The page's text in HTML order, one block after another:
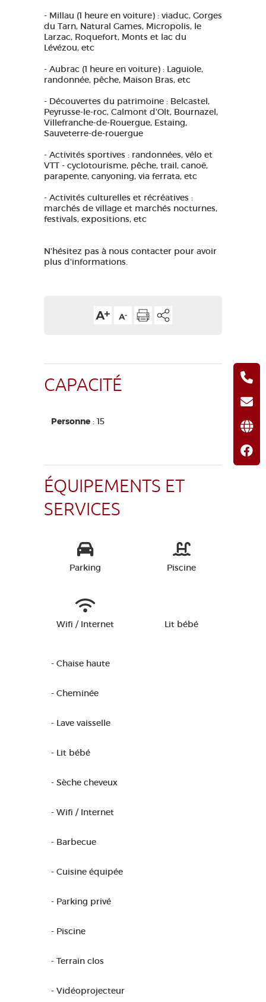
- Millau (1 heure en voiture) : viaduc, Gorges
du Tarn, Natural Games, Micropolis, le
Larzac, Roquefort, Monts et lac du
Lévézou, etc
- Aubrac (1 heure en voiture) : Laguiole,
randonnée, pêche, Maison Bras, etc
- Découvertes du patrimoine : Belcastel,
Peyrusse-le-roc, Calmont d'Olt, Bournazel,
Villefranche-de-Rouergue, Estaing,
Sauveterre-de-rouergue
- Activités sportives : randonnées, vélo et
VTT - cyclotourisme, pêche, trail, canoë,
parapente, canyoning, via ferrata, etc
- Activités culturelles et récréatives :
marchés de village et marchés nocturnes,
festivals, expositions, etc
N'hésitez pas à nous contacter pour avoir
plus d'informations.
CAPACITÉ
Personne : 15
ÉQUIPEMENTS ET
SERVICES
Parking Piscine
Wifi / Internet Lit bébé
- Chaise haute
- Cheminée
- Lave vaisselle
- Lit bébé
- Sèche cheveux
- Wifi / Internet
- Barbecue
- Cuisine équipée
- Parking privé
- Piscine
- Terrain clos
- Vidéoprojecteur